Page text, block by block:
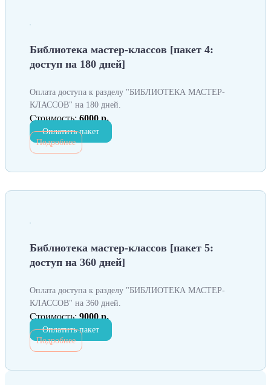
Библиотека мастер-классов [пакет 4:
доступ на 180 дней]
Оплата доступа к разделу "БИБЛИОТЕКА МАСТЕР-
КЛАССОВ" на 180 дней.
Стоимость: 6000 р.
Оплатить пакет
Подробнее
Библиотека мастер-классов [пакет 5:
доступ на 360 дней]
Оплата доступа к разделу "БИБЛИОТЕКА МАСТЕР-
КЛАССОВ" на 360 дней.
Стоимость: 9000 р.
Оплатить пакет
Подробнее